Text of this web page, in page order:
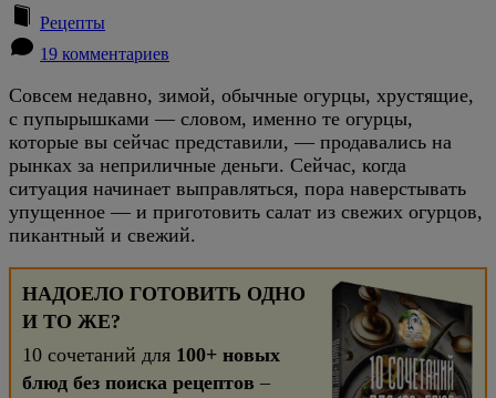
Рецепты
19 комментариев
Совсем недавно, зимой, обычные огурцы, хрустящие,
с пупырышками — словом, именно те огурцы,
которые вы сейчас представили, — продавались на
рынках за неприличные деньги. Сейчас, когда
ситуация начинает выправляться, пора наверстывать
упущенное — и приготовить салат из свежих огурцов,
пикантный и свежий.
НАДОЕЛО ГОТОВИТЬ ОДНО
И ТО ЖЕ?
10 сочетаний для 100+ новых
блюд без поиска рецептов –